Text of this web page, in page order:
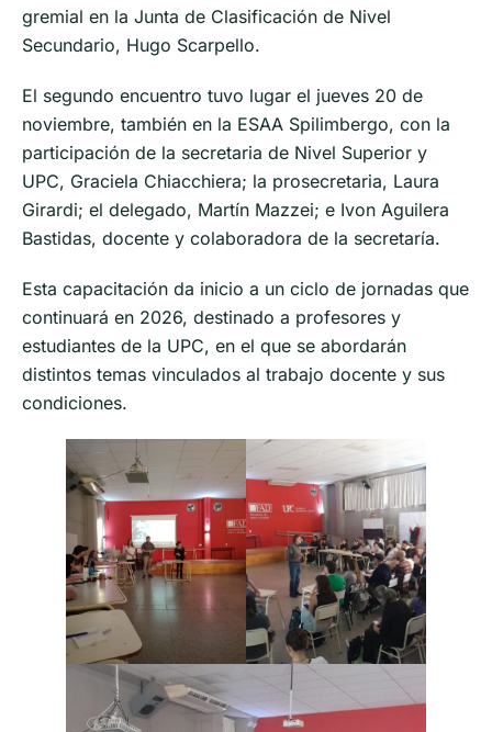
gremial en la Junta de Clasificación de Nivel
Secundario, Hugo Scarpello.
El segundo encuentro tuvo lugar el jueves 20 de
noviembre, también en la ESAA Spilimbergo, con la
participación de la secretaria de Nivel Superior y
UPC, Graciela Chiacchiera; la prosecretaria, Laura
Girardi; el delegado, Martín Mazzei; e Ivon Aguilera
Bastidas, docente y colaboradora de la secretaría.
Esta capacitación da inicio a un ciclo de jornadas que
continuará en 2026, destinado a profesores y
estudiantes de la UPC, en el que se abordarán
distintos temas vinculados al trabajo docente y sus
condiciones.